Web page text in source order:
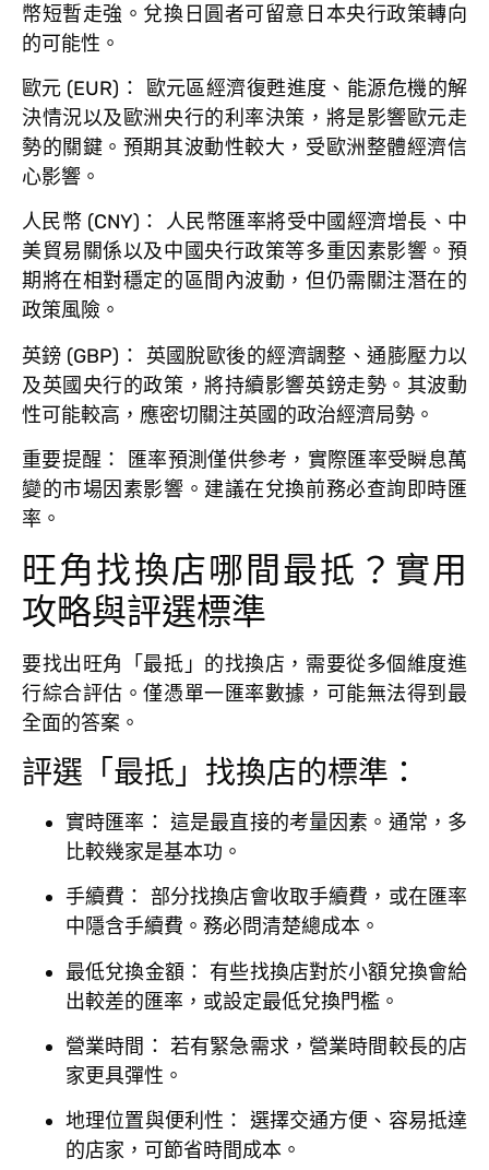
幣短暫走強。兌換日圓者可留意日本央行政策轉向
的可能性。
歐元 (EUR)：
歐元區經濟復甦進度、能源危機的解
決情況以及歐洲央行的利率決策，將是影響歐元走
勢的關鍵。預期其波動性較大，受歐洲整體經濟信
心影響。
人民幣 (CNY)：
人民幣匯率將受中國經濟增長、中
美貿易關係以及中國央行政策等多重因素影響。預
期將在相對穩定的區間內波動，但仍需關注潛在的
政策風險。
英鎊 (GBP)： 英國脫歐後的經濟調整、通膨壓力以
及英國央行的政策，將持續影響英鎊走勢。其波動
性可能較高，應密切關注英國的政治經濟局勢。
重要提醒：
匯率預測僅供參考，實際匯率受瞬息萬
變的市場因素影響。建議在兌換前務必查詢即時匯
率。
旺角找換店哪間最抵？實用
攻略與評選標準
要找出旺角「最抵」的找換店，需要從多個維度進
行綜合評估。僅憑單一匯率數據，可能無法得到最
全面的答案。
評選「最抵」找換店的標準：
實時匯率： 這是最直接的考量因素。通常，多
比較幾家是基本功。
手續費：
部分找換店會收取手續費，或在匯率
中隱含手續費。務必問清楚總成本。
最低兌換金額： 有些找換店對於小額兌換會給
出較差的匯率，或設定最低兌換門檻。
營業時間： 若有緊急需求，營業時間較長的店
家更具彈性。
地理位置與便利性： 選擇交通方便、容易抵達
的店家，可節省時間成本。